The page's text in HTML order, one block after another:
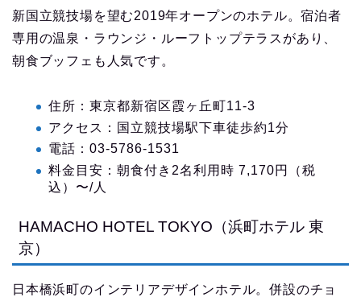
新国立競技場を望む2019年オープンのホテル。宿泊者
専用の温泉・ラウンジ・ルーフトップテラスがあり、
朝食ブッフェも人気です。
住所：東京都新宿区霞ヶ丘町11-3
アクセス：国立競技場駅下車徒歩約1分
電話：03-5786-1531
料金目安：朝食付き2名利用時 7,170円（税
込）〜/人
HAMACHO HOTEL TOKYO（浜町ホテル 東
京）
日本橋浜町のインテリアデザインホテル。併設のチョ